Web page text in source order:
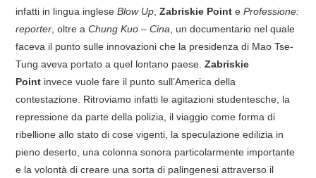
infatti in lingua ingleseBlow Up ,Zabriskie Point eProfessione:
reporter , oltre aChung Kuo – Cina , un documentario nel quale
faceva il punto sulle innovazioni che la presidenza di Mao Tse-
Tung aveva portato a quel lontano paese.Zabriskie
Point invece vuole fare il punto sull’America della
contestazione. Ritroviamo infatti le agitazioni studentesche, la
repressione da parte della polizia, il viaggio come forma di
ribellione allo stato di cose vigenti, la speculazione edilizia in
pieno deserto, una colonna sonora particolarmente importante
e la volontà di creare una sorta di palingenesi attraverso il